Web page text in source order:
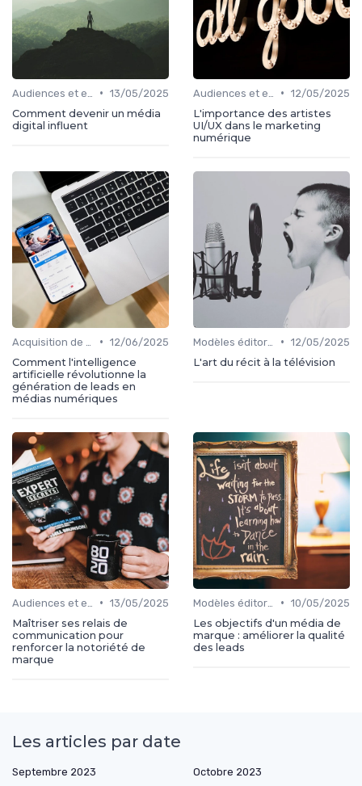
• 13/05/2025
Comment devenir un média
digital influent
• 12/05/2025
L'importance des artistes
UI/UX dans le marketing
numérique
• 12/06/2025
Comment l'intelligence
artificielle révolutionne la
génération de leads en
médias numériques
• 12/05/2025
L'art du récit à la télévision
• 13/05/2025
Maîtriser ses relais de
communication pour
renforcer la notoriété de
marque
• 10/05/2025
Les objectifs d'un média de
marque : améliorer la qualité
des leads
Les articles par date
Septembre 2023
Octobre 2023